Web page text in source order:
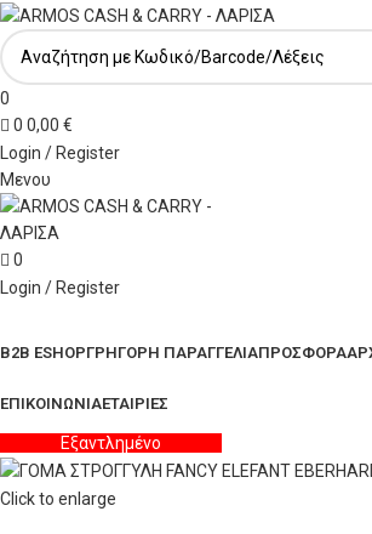
0
0 0,00 €
Login / Register
Μενου
0
Login / Register
B2B ESHOPΓΡΗΓΟΡΗ ΠΑΡΑΓΓΕΛΙΑΠΡΟΣΦΟΡΑ
ΕΠΙΚΟΙΝΩΝΙΑΕΤΑΙΡΙΕΣ
Εξαντλημένο
Click to enlarge